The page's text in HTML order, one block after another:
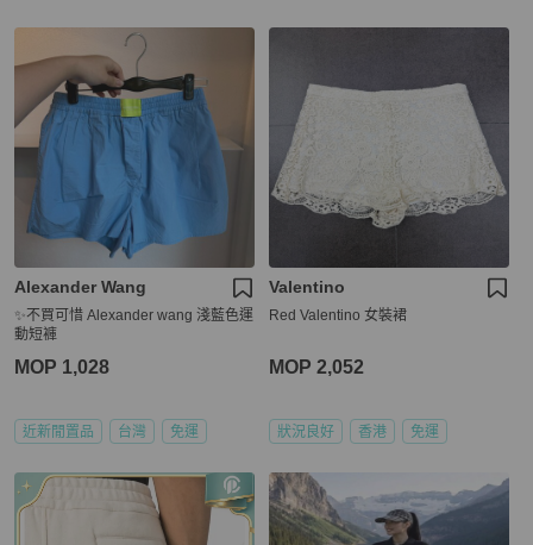
Alexander Wang
✨不買可惜 Alexander wang 淺藍色運
動短褲
MOP 1,028
近新閒置品 台灣 免運
Valentino
Red Valentino 女裝裙
MOP 2,052
狀況良好 香港 免運